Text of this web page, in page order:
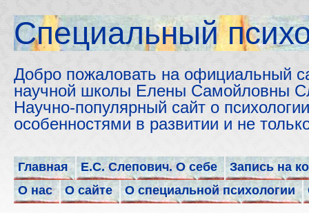
Cпециальный
Добро пожаловать на официальный
научной школы Елены Самойловны
Научно-популярный сайт о
особенностями в развитии и не
Главная Е.С. Слепович. О себе
Запись на
О нас
О сайте О специальной психологии